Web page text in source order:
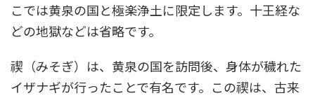
こでは黄泉の国と極楽浄土に限定します。十王経な
どの地獄などは省略です。
禊（みそぎ）は、黄泉の国を訪問後、身体が穢れた
イザナギが行ったことで有名です。この禊は、古来